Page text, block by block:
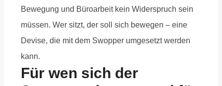
Bewegung und Büroarbeit kein Widerspruch sein
müssen. Wer sitzt, der soll sich bewegen – eine
Devise, die mit dem Swopper umgesetzt werden
kann.
Für wen sich der